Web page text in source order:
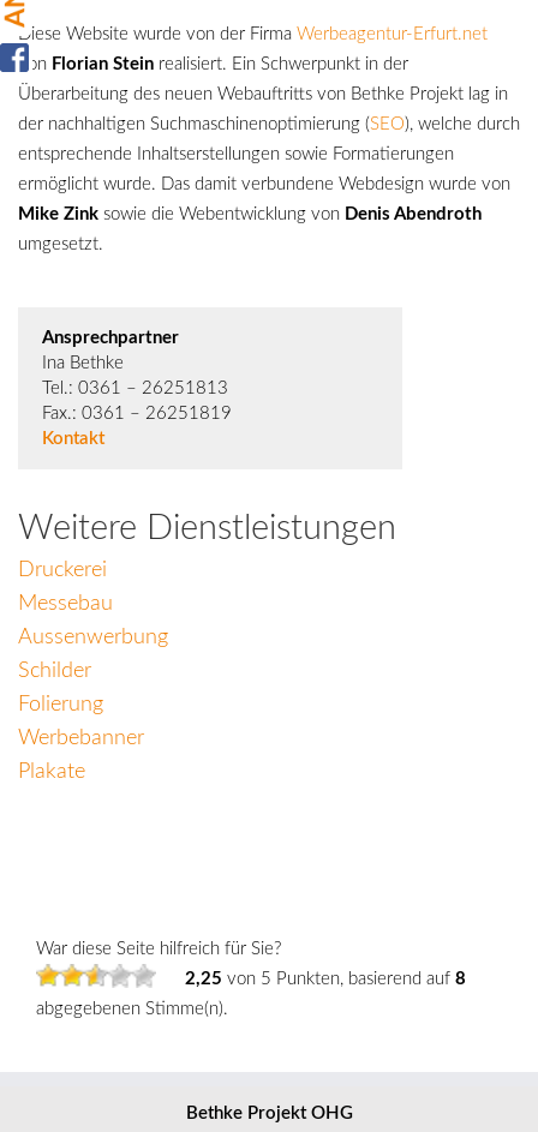
Diese Website wurde von der Firma Werbeagentur-Erfurt.net
von Florian Stein realisiert. Ein Schwerpunkt in der
Überarbeitung des neuen Webauftritts von Bethke Projekt lag in
der nachhaltigen Suchmaschinenoptimierung (SEO), welche durch
entsprechende Inhaltserstellungen sowie Formatierungen
ermöglicht wurde. Das damit verbundene Webdesign wurde von
Mike Zink sowie die Webentwicklung von Denis Abendroth
umgesetzt.
Ansprechpartner
Ina Bethke
Tel.: 0361 – 26251813
Fax.: 0361 – 26251819
Kontakt
Weitere Dienstleistungen
Druckerei
Messebau
Aussenwerbung
Schilder
Folierung
Werbebanner
Plakate
War diese Seite hilfreich für Sie?
2,25 von 5 Punkten, basierend auf 8
abgegebenen Stimme(n).
Bethke Projekt OHG